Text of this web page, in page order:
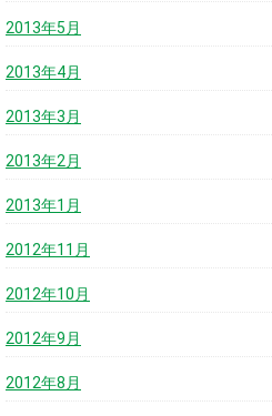
2013年5月
2013年4月
2013年3月
2013年2月
2013年1月
2012年11月
2012年10月
2012年9月
2012年8月